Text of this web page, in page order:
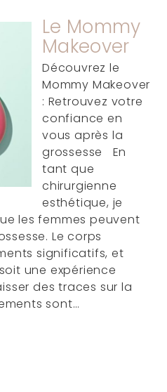
Le Mommy
Makeover
Découvrez le
Mommy Makeover
: Retrouvez votre
confiance en
vous après la
grossesse En
tant que
chirurgienne
esthétique, je
les femmes peuvent
Le corps
significatifs, et
une expérience
des traces sur la
sont…